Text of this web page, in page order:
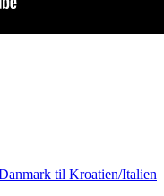
til Kroatien/Italien